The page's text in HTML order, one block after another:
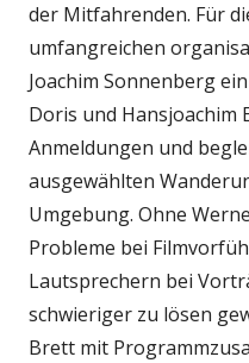
der Mitfahrenden. Für
umfangreichen
Joachim Sonnenberg
Doris und Hansjoachim
Anmeldungen und
ausgewählten
Umgebung. Ohne
Probleme bei
Lautsprechern bei
schwieriger zu lösen
Brett mit